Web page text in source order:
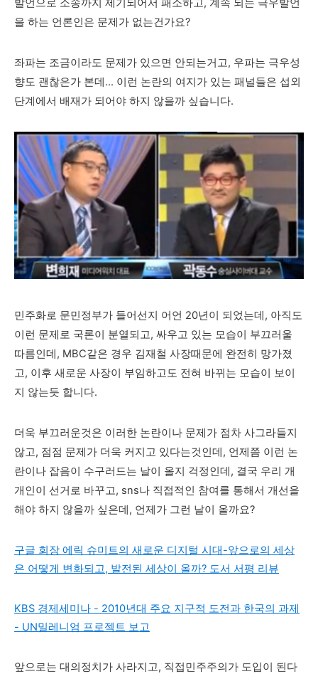
발언으로 소송까지 제기되어서 패소하고, 계속 되는 극우발언
을 하는 언론인은 문제가 없는건가요?
좌파는 조금이라도 문제가 있으면 안되는거고, 우파는 극우성
향도 괜찮은가 본데... 이런 논란의 여지가 있는 패널들은 섭외
단계에서 배재가 되어야 하지 않을까 싶습니다.
민주화로 문민정부가 들어선지 어언 20년이 되었는데, 아직도
이런 문제로 국론이 분열되고, 싸우고 있는 모습이 부끄러울
따름인데, MBC같은 경우 김재철 사장때문에 완전히 망가졌
고, 이후 새로운 사장이 부임하고도 전혀 바뀌는 모습이 보이
지 않는듯 합니다.
더욱 부끄러운것은 이러한 논란이나 문제가 점차 사그라들지
않고, 점점 문제가 더욱 커지고 있다는것인데, 언제쯤 이런 논
란이나 잡음이 수구러드는 날이 올지 걱정인데, 결국 우리 개
개인이 선거로 바꾸고, sns나 직접적인 참여를 통해서 개선을
해야 하지 않을까 싶은데, 언제가 그런 날이 올까요?
구글 회장 에릭 슈미트의 새로운 디지털 시대-앞으로의 세상
은 어떻게 변화되고, 발전된 세상이 올까? 도서 서평 리뷰
KBS 경제세미나 - 2010년대 주요 지구적 도전과 한국의 과제
- UN밀레니엄 프로젝트 보고
앞으로는 대의정치가 사라지고, 직접민주주의가 도입이 된다